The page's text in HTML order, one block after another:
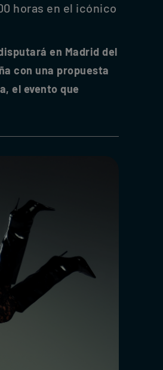
horas en el icónico
disputará en Madrid del
con una propuesta
el evento que